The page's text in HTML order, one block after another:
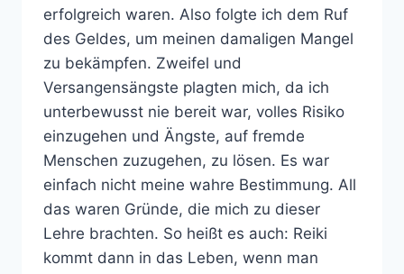
erfolgreich waren. Also folgte ich dem Ruf
des Geldes, um meinen damaligen Mangel
zu bekämpfen. Zweifel und
Versangensängste plagten mich, da ich
unterbewusst nie bereit war, volles Risiko
einzugehen und Ängste, auf fremde
Menschen zuzugehen, zu lösen. Es war
einfach nicht meine wahre Bestimmung. All
das waren Gründe, die mich zu dieser
Lehre brachten. So heißt es auch: Reiki
kommt dann in das Leben, wenn man